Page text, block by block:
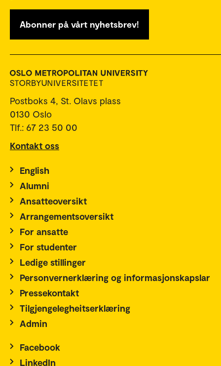
Abonner på vårt nyhetsbrev!
Postboks 4, St. Olavs plass
0130 Oslo
Tlf.: 67 23 50 00
Kontakt oss
English
Alumni
Ansatteoversikt
Arrangementsoversikt
For ansatte
For studenter
Ledige stillinger
Personvernerklæring og informasjonskapslar
Pressekontakt
Tilgjengelegheitserklæring
Admin
Facebook
LinkedIn